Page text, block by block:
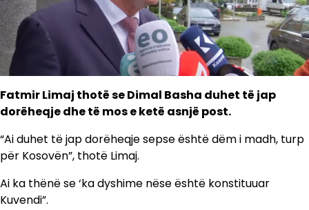
Fatmir Limaj thotë se Dimal Basha duhet të jap
dorëheqje dhe të mos e ketë asnjë post.
“Ai duhet të jap dorëheqje sepse është dëm i madh, turp
për Kosovën”, thotë Limaj.
Ai ka thënë se ‘ka dyshime nëse është konstituuar
Kuvendi”.